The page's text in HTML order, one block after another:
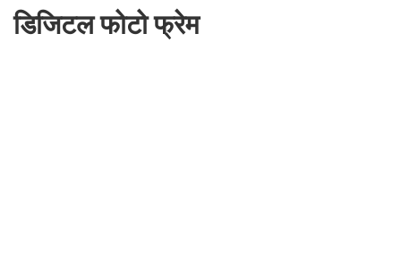
डिजिटल फोटो फ्रेम